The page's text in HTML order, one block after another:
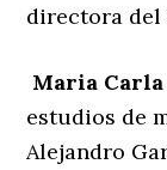
directora del
Maria
estudios de
Alejandro